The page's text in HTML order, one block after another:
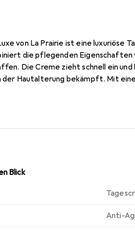
von La Prairie ist eine
die pflegenden
Die Creme zieht schnell ein
Hautalterung bekämpft. Mit
und unterstützt die Haut dabei, ihre
Blick
Anti-